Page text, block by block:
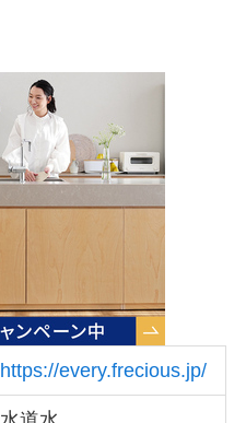
https://every.frecious.jp/